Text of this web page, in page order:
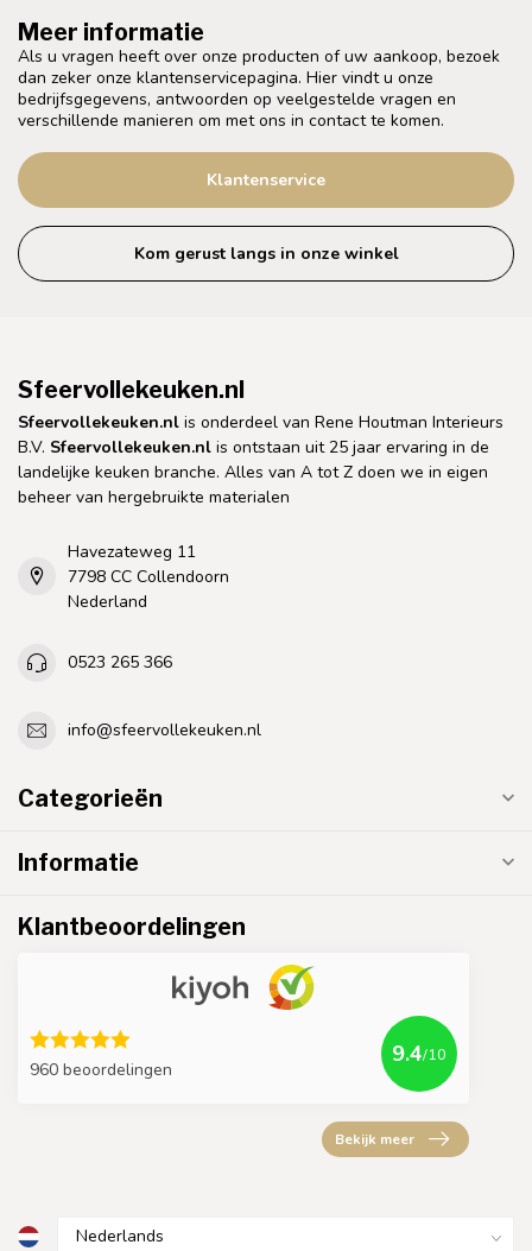
Meer informatie
Als u vragen heeft over onze producten of uw aankoop, bezoek
dan zeker onze klantenservicepagina. Hier vindt u onze
bedrijfsgegevens, antwoorden op veelgestelde vragen en
verschillende manieren om met ons in contact te komen.
Klantenservice
Kom gerust langs in onze winkel
Sfeervollekeuken.nl
Sfeervollekeuken.nl is onderdeel van Rene Houtman Interieurs
B.V. Sfeervollekeuken.nl is ontstaan uit 25 jaar ervaring in de
landelijke keuken branche. Alles van A tot Z doen we in eigen
beheer van hergebruikte materialen
Havezateweg 11
7798 CC Collendoorn
Nederland
0523 265 366
info@sfeervollekeuken.nl
Categorieën
Informatie
Klantbeoordelingen
960 beoordelingen
9.4/10
Bekijk meer